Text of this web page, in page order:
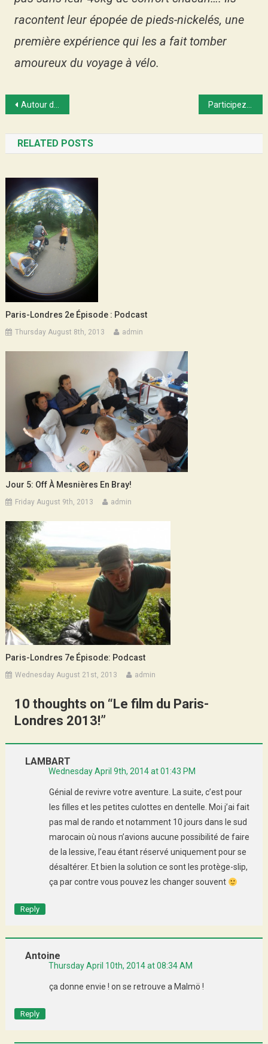
racontent leur épopée de pieds-nickelés, une
première expérience qui les a fait tomber
amoureux du voyage à vélo.
Post
navigation
Autour du monde 2014/2015
RELATED POSTS
Paris-Londres 2e Épisode : Podcast
Thursday August 8th, 2013 admin
Jour 5: Off À Mesnières En Bray!
Friday August 9th, 2013 admin
Paris-Londres 7e Épisode: Podcast
Wednesday August 21st, 2013 admin
10 thoughts on “ Le film du Paris-
Londres 2013!”
LAMBART
Wednesday April 9th, 2014 at 01:43 PM
Génial de revivre votre aventure. La suite, c’est pour
les filles et les petites culottes en dentelle. Moi j’ai fait
pas mal de rando et notamment 10 jours dans le sud
marocain où nous n’avions aucune possibilité de faire
de la lessive, l’eau étant réservé uniquement pour se
désaltérer. Et bien la solution ce sont les protège-slip,
ça par contre vous pouvez les changer souvent
Reply
Antoine
Thursday April 10th, 2014 at 08:34 AM
ça donne envie ! on se retrouve a Malmö !
Reply